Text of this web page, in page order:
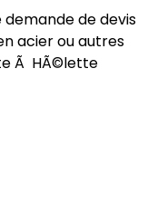
de devis
acier ou autres
Ã HÃ©lette